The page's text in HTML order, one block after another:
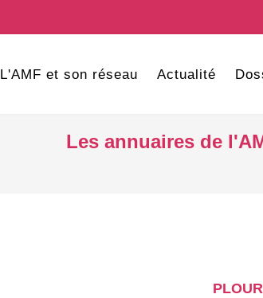
L'AMF et son réseau Actualité
Les annuaires de